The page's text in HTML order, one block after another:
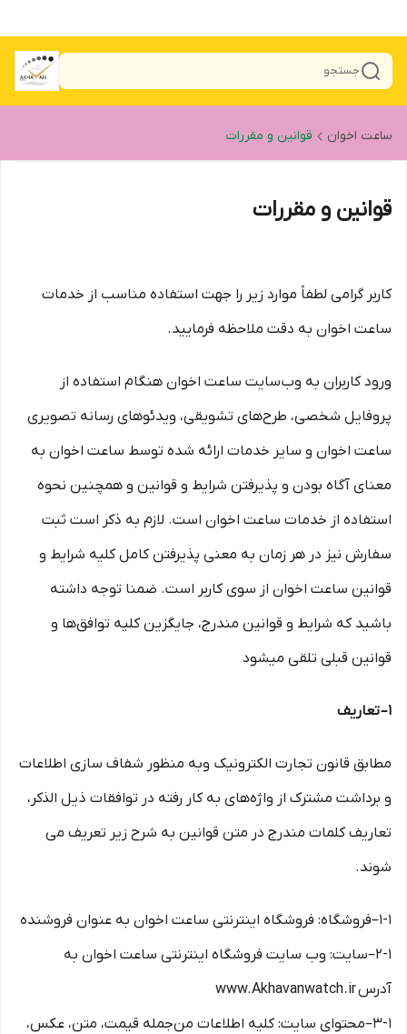
جستجو
ساعت اخوان قوانین و مقررات
قوانین و مقررات
کاربر گرامی لطفاً موارد زیر را جهت استفاده مناسب از خدمات
ساعت اخوان به دقت ملاحظه فرمایید.
ورود کاربران به وب‏‌سایت ساعت اخوان هنگام استفاده از
پروفایل شخصی، طرح‏‌های تشویقی، ویدئوهای رسانه تصویری
ساعت اخوان و سایر خدمات ارائه شده توسط ساعت اخوان به
معنای آگاه بودن و پذیرفتن شرایط و قوانین و همچنین نحوه
استفاده از خدمات ساعت اخوان است. لازم به ذکر است ثبت
سفارش نیز در هر زمان به معنی پذیرفتن کامل کلیه شرایط و
قوانین ساعت اخوان از سوی کاربر است. ضمنا توجه داشته
باشید که شرایط و قوانین مندرج، جایگزین کلیه توافق‏‌ها و
قوانین قبلی تلقی میشود
۱– تعاریف
مطابق قانون تجارت الکترونیک وبه منظور شفاف سازی اطلاعات
و برداشت مشترک از واژه‌های به کار رفته در توافقات ذیل الذکر،
تعاریف کلمات مندرج در متن قوانین به شرح زیر تعریف می
شوند.
۱-۱–فروشگاه: فروشگاه اینترنتی ساعت اخوان به عنوان فروشنده
۲-۱–سایت: وب سایت فروشگاه اینترنتی ساعت اخوان به
آدرس www.Akhavanwatch.ir
۳-۱–محتوای سایت: کلیه اطلاعات من‌جمله قیمت، متن، عکس،